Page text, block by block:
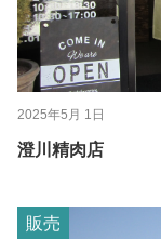
2025年5月 1日
澄川精肉店
販売